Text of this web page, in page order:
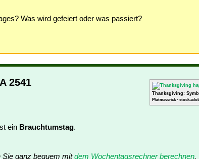
Was wird gefeiert oder was passiert?
Thanksgiving:
Plutmaverick -
2541
ein Brauchtumstag.
Sie ganz bequem mitdem Wochentagsrechner berechnen.